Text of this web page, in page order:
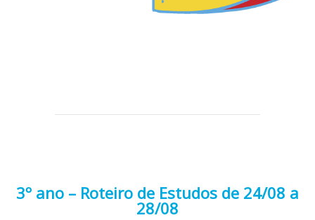
3º ano – Roteiro de Estudos de 24/08 a
28/08